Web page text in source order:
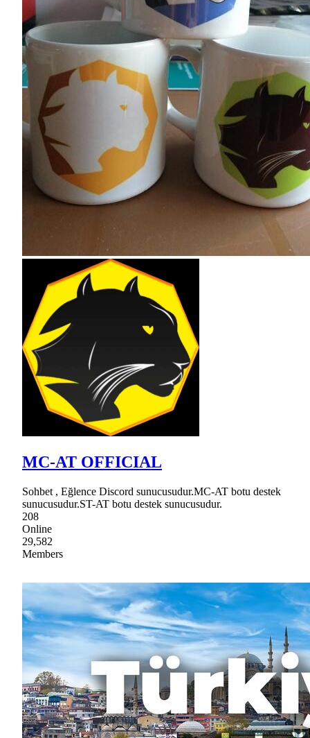
MC-AT OFFICIAL
Sohbet , Eğlence Discord sunucusudur.MC-AT botu destek
sunucusudur.ST-AT botu destek sunucusudur.
208
Online
29,582
Members